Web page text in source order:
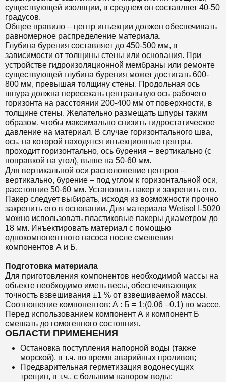
существующей изоляции, в среднем он составляет 40-50
градусов.
Общее правило – центр инъекции должен обеспечивать
равномерное распределение материала.
Глубина бурения составляет до 450-500 мм, в
зависимости от толщины стены или основания. При
устройстве гидроизоляционной мембраны или ремонте
существующей глубина бурения может достигать 600-
800 мм, превышая толщину стены. Продольная ось
шпура должна пересекать центральную ось рабочего
горизонта на расстоянии 200-400 мм от поверхности, в
толщине стены. Желательно размещать шпуры таким
образом, чтобы максимально снизить гидростатическое
давление на материал. В случае горизонтального шва,
ось, на которой находятся инъекционные центры,
проходит горизонтально, ось бурения – вертикально (с
поправкой на угол), выше на 50-60 мм.
Для вертикальной оси расположение центров –
вертикально, бурение – под углом к горизонтальной оси,
расстояние 50-60 мм. Установить пакер и закрепить его.
Пакер следует выбирать, исходя из возможности прочно
закрепить его в основании. Для материала Wetisol I-5020
можно использовать пластиковые пакеры диаметром до
18 мм. Инъектировать материал с помощью
однокомпонентного насоса после смешения
компонентов А и Б.
Подготовка материала
Для приготовления компонентов необходимой массы на
объекте необходимо иметь весы, обеспечивающих
точность взвешивания ±1 % от взвешиваемой массы.
Соотношение компонентов: А : Б = 1:(0.06 –0.1) по массе.
Перед использованием компонент А и компонент Б
смешать до гомогенного состояния.
ОБЛАСТИ ПРИМЕНЕНИЯ
Остановка поступления напорной воды (также
морской), в т.ч. во время аварийных проливов;
Предварительная герметизация водонесущих
трещин, в т.ч., с большим напором воды;